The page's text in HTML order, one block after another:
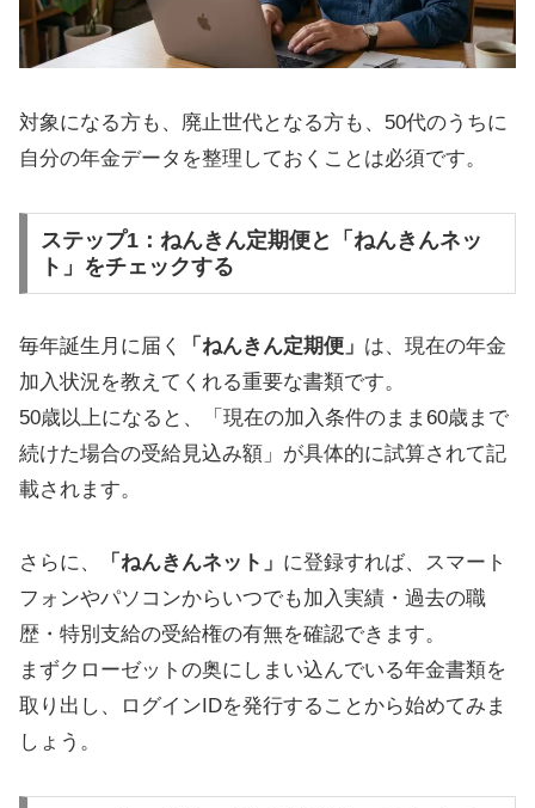
対象になる方も、廃止世代となる方も、50代のうちに
自分の年金データを整理しておくことは必須です。
ステップ1：ねんきん定期便と「ねんきんネッ
ト」をチェックする
毎年誕生月に届く 「ねんきん定期便」 は、現在の年金
加入状況を教えてくれる重要な書類です。
50歳以上になると、「現在の加入条件のまま60歳まで
続けた場合の受給見込み額」が具体的に試算されて記
載されます。
さらに、 「ねんきんネット」 に登録すれば、スマート
フォンやパソコンからいつでも加入実績・過去の職
歴・特別支給の受給権の有無を確認できます。
まずクローゼットの奥にしまい込んでいる年金書類を
取り出し、ログインIDを発行することから始めてみま
しょう。